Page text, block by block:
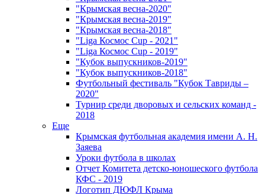
"Крымская весна-2020"
"Крымская весна-2019"
"Крымская весна-2018"
"Liga Космос Cup - 2021"
"Liga Космос Cup - 2019"
"Кубок выпускников-2019"
"Кубок выпускников-2018"
Футбольный фестиваль "Кубок Тавриды –
2020"
Турнир среди дворовых и сельских команд -
2018
Еще
Крымская футбольная академия имени А. Н.
Заяева
Уроки футбола в школах
Отчет Комитета детско-юношеского футбола
КФС - 2019
Логотип ДЮФЛ Крыма